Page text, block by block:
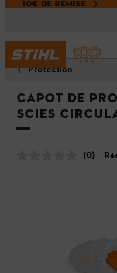
10€ DE REMISE
Protection
Capot de
scies
(0)